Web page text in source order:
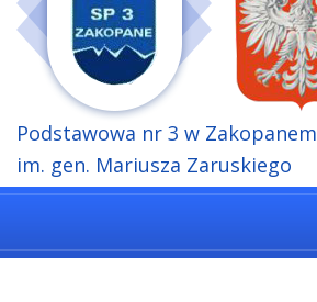
Podstawowa nr 3 w Zakopanem
im. gen. Mariusza Zaruskiego